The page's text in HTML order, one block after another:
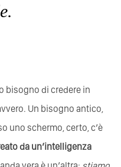
bisogno di credere in
Un bisogno antico,
uno schermo, certo, c’è
da un’intelligenza